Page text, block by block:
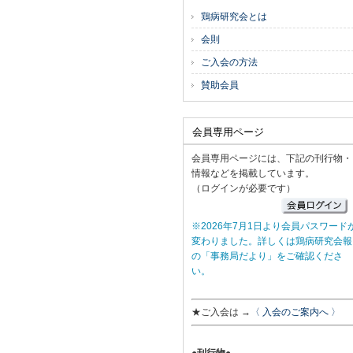
鶏病研究会とは
会則
ご入会の方法
賛助会員
会員専用ページ
会員専用ページには、下記の刊行物・
情報などを掲載しています。
（ログインが必要です）
※2026年7月1日より会員パスワード
変わりました。詳しくは鶏病研究会報
の「事務局だより」をご確認くださ
い。
★ご入会は → 〈 入会のご案内へ 〉